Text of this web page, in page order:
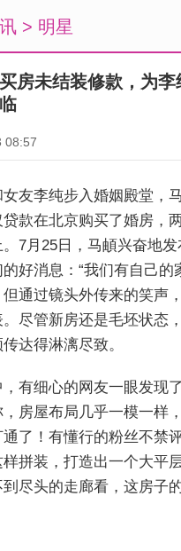
> 明星
房未结装修款，为
08:57
女友李纯步入婚姻殿堂，
款在北京购买了婚房，
7月25日，马頔兴奋地发
好消息：“我们有自己的
通过镜头外传来的笑声
尽管新房还是毛坯状态
达得淋漓尽致。
有细心的网友一眼发现
房屋布局几乎一模一样
了！有懂行的粉丝不禁
拼装，打造出一个大平
尽头的走廊看，这房子